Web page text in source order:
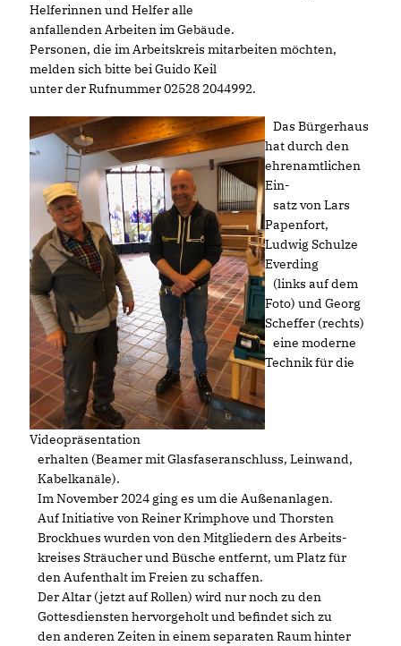
Helferinnen und Helfer alle
anfallenden Arbeiten im Gebäude.
Personen, die im Arbeitskreis mitarbeiten möchten,
melden sich bitte bei Guido Keil
unter der Rufnummer 02528 2044992.
Das Bürgerhaus
hat durch den
ehrenamtlichen
Ein-
satz von Lars
Papenfort,
Ludwig Schulze
Everding
(links auf dem
Foto) und Georg
Scheffer (rechts)
eine moderne
Technik für die
Videopräsentation
erhalten (Beamer mit Glasfaseranschluss, Leinwand,
Kabelkanäle).
Im November 2024 ging es um die Außenanlagen.
Auf Initiative von Reiner Krimphove und Thorsten
Brockhues wurden von den Mitgliedern des Arbeits-
kreises Sträucher und Büsche entfernt, um Platz für
den Aufenthalt im Freien zu schaffen.
Der Altar (jetzt auf Rollen) wird nur noch zu den
Gottesdiensten hervorgeholt und befindet sich zu
den anderen Zeiten in einem separaten Raum hinter